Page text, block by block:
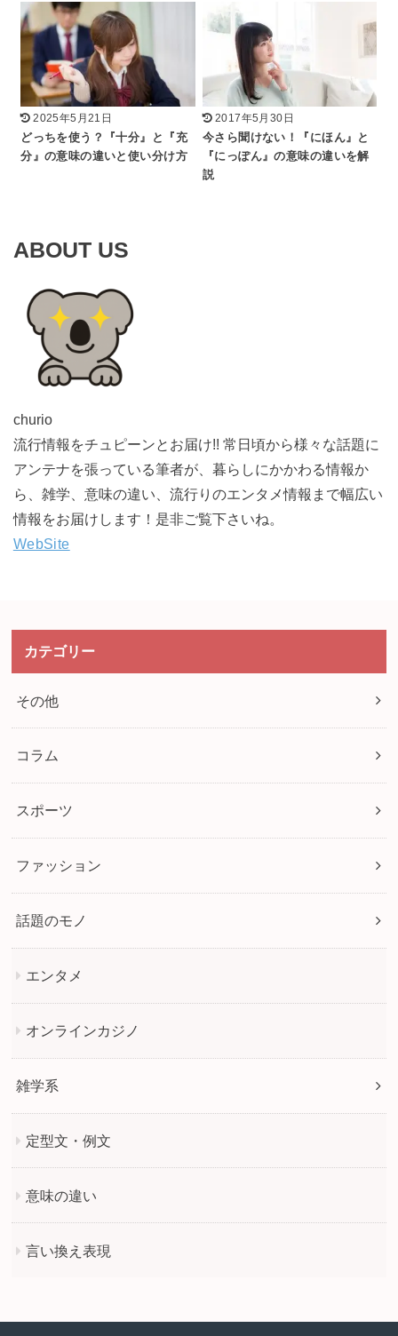
2025年5月21日
どっちを使う？『十分』と『充
分』の意味の違いと使い分け方
2017年5月30日
今さら聞けない！『にほん』と
『にっぽん』の意味の違いを解
説
ABOUT US
churio
流行情報をチュピーンとお届け!! 常日頃から様々な話題に
アンテナを張っている筆者が、暮らしにかかわる情報か
ら、雑学、意味の違い、流行りのエンタメ情報まで幅広い
情報をお届けします！是非ご覧下さいね。
WebSite
カテゴリー
その他
コラム
スポーツ
ファッション
話題のモノ
エンタメ
オンラインカジノ
雑学系
定型文・例文
意味の違い
言い換え表現